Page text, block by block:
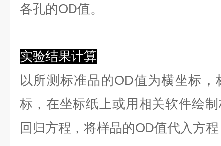
各孔的OD值。
实验结果计算
以所测标准品的OD值为横坐标，
标，在坐标纸上或用相关软件绘制
回归方程 ， 将样品的OD值代入方